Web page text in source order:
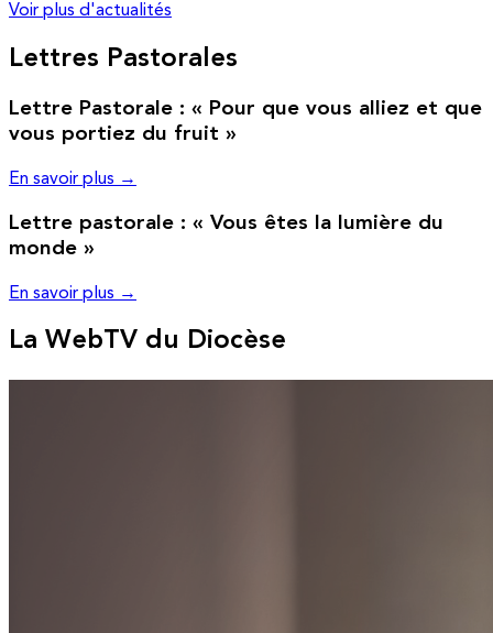
Voir plus d'actualités
Lettres Pastorales
Lettre Pastorale : « Pour que vous alliez et que
vous portiez du fruit »
En savoir plus →
Lettre pastorale : « Vous êtes la lumière du
monde »
En savoir plus →
La WebTV du Diocèse